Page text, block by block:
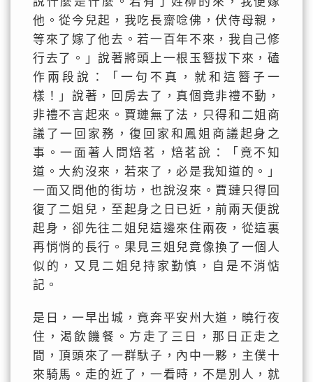
他。從今兒起，我吃長齋唸佛，伏侍母親，
等來了嫁了他去。若一百年不來，我自己修
行去了。」說著將頭上一根玉簪拔下來，磕
作兩段說：「一句不真，就和這簪子一
樣！」說著，回房去了，真個竟非禮不動，
非禮不言起來。賈璉無了法，只得和二姐商
議了一回家務，復回家和鳳姐商議起身之
事。一面著人問焙茗，焙茗說：「竟不知
道。大約沒來，若來了，必是我知道的。」
一面又問他的街坊，也說沒來。賈璉只得回
復了二姐兒，至起身之日已近，前兩天便說
起身，卻先往二姐兒這邊來住兩夜，從這裏
再悄悄的長行。果見三姐兒竟像換了一個人
似的，又見二姐兒持家勤慎，自是不消惦
記。
是日，一早出城，竟奔平安州大道，曉行夜
住，渴飲饑餐。方走了三日，那日正走之
間，頂頭來了一群馱子，內中一夥，主僕十
來騎馬。走的近了，一看時，不是別人，就